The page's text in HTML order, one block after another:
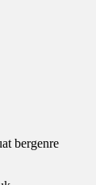
bergenre